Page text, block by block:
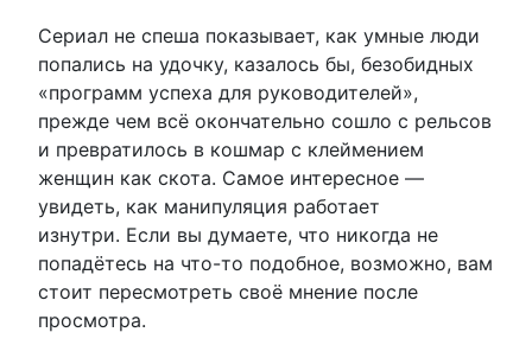
Сериал не спеша показывает, как умные люди
попались на удочку, казалось бы, безобидных
«программ успеха для руководителей»,
прежде чем всё окончательно сошло с рельсов
и превратилось в кошмар с клеймением
женщин как скота. Самое интересное —
увидеть, как манипуляция работает
изнутри. Если вы думаете, что никогда не
попадётесь на что-то подобное, возможно, вам
стоит пересмотреть своё мнение после
просмотра.